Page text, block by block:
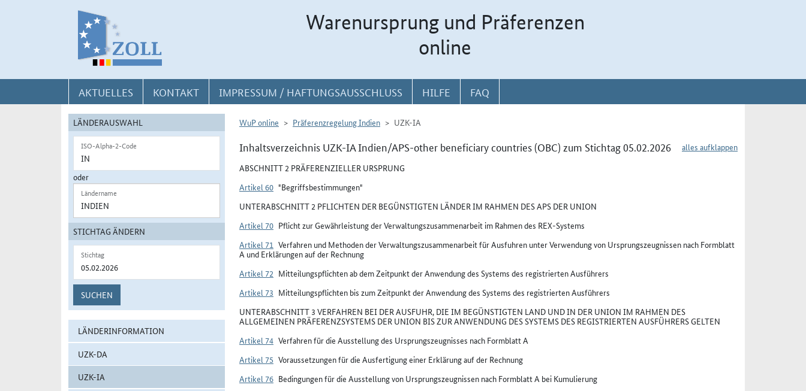
Warenursprung und Präferenzen
online
AKTUELLES KONTAKT IMPRESSUM / HAFTUNGSAUSSCHLUSS HILFE FAQ
LÄNDERAUSWAHL
ISO-Alpha-2-Code
oder
Ländername
STICHTAG ÄNDERN
Stichtag
SUCHEN
LÄNDERINFORMATION
UZK-DA
UZK-IA
WuP online Präferenzregelung Indien UZK-IA
alles aufklappen
Inhaltsverzeichnis UZK-IA Indien/APS-other beneficiary countries (OBC) zum Stichtag 05.02.2026
ABSCHNITT 2 PRÄFERENZIELLER URSPRUNG
Artikel 60 "Begriffsbestimmungen"
UNTERABSCHNITT 2 PFLICHTEN DER BEGÜNSTIGTEN LÄNDER IM RAHMEN DES APS DER UNION
Artikel 70 Pflicht zur Gewährleistung der Verwaltungszusammenarbeit im Rahmen des REX-Systems
Artikel 71 Verfahren und Methoden der Verwaltungszusammenarbeit für Ausfuhren unter Verwendung von Ursprungszeugnissen nach Formblatt
A und Erklärungen auf der Rechnung
Artikel 72 Mitteilungspflichten ab dem Zeitpunkt der Anwendung des Systems des registrierten Ausführers
Artikel 73 Mitteilungspflichten bis zum Zeitpunkt der Anwendung des Systems des registrierten Ausführers
UNTERABSCHNITT 3 VERFAHREN BEI DER AUSFUHR, DIE IM BEGÜNSTIGTEN LAND UND IN DER UNION IM RAHMEN DES
ALLGEMEINEN PRÄFERENZSYSTEMS DER UNION BIS ZUR ANWENDUNG DES SYSTEMS DES REGISTRIERTEN AUSFÜHRERS GELTEN
Artikel 74 Verfahren für die Ausstellung des Ursprungszeugnisses nach Formblatt A
Artikel 75 Voraussetzungen für die Ausfertigung einer Erklärung auf der Rechnung
Artikel 76 Bedingungen für die Ausstellung von Ursprungszeugnissen nach Formblatt A bei Kumulierung